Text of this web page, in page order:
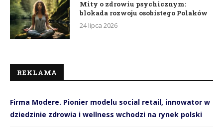
Mity o zdrowiu psychicznym:
blokada rozwoju osobistego Polaków
24 lipca 2026
REKLAMA
Firma Modere. Pionier modelu social retail, innowator w
dziedzinie zdrowia i wellness wchodzi na rynek polski